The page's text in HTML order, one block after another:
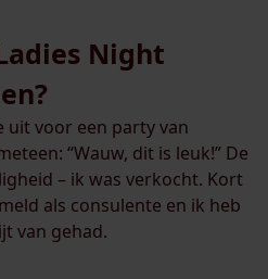
Night
uit voor een party van
“Wauw, dit is leuk!” De
– ik was verkocht. Kort
als consulente en ik heb
van gehad.